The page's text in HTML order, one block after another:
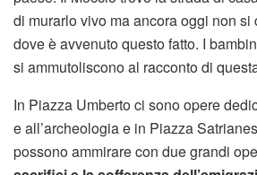
di murarlo vivo ma ancora oggi non si
dove è avvenuto questo fatto. I
si ammutoliscono al racconto di
In Piazza Umberto ci sono opere
e all’archeologia e in Piazza
possono ammirare con due grandi